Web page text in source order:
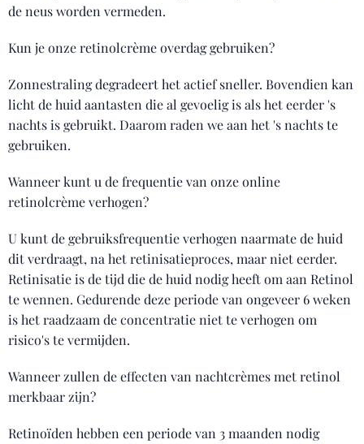
de neus worden vermeden.
Kun je onze retinolcrème overdag gebruiken?
Zonnestraling degradeert het actief sneller. Bovendien kan
licht de huid aantasten die al gevoelig is als het eerder 's
nachts is gebruikt. Daarom raden we aan het 's nachts te
gebruiken.
Wanneer kunt u de frequentie van onze online
retinolcrème verhogen?
U kunt de gebruiksfrequentie verhogen naarmate de huid
dit verdraagt, na het retinisatieproces, maar niet eerder.
Retinisatie is de tijd die de huid nodig heeft om aan Retinol
te wennen. Gedurende deze periode van ongeveer 6 weken
is het raadzaam de concentratie niet te verhogen om
risico's te vermijden.
Wanneer zullen de effecten van nachtcrèmes met retinol
merkbaar zijn?
Retinoïden hebben een periode van 3 maanden nodig